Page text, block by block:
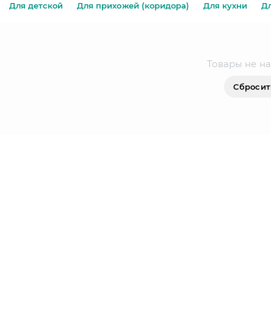
Для детской Для прихожей (коридора) Для кухни
Товары не